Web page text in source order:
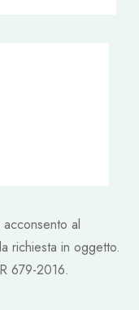
al
richiesta in oggetto.
679-2016.